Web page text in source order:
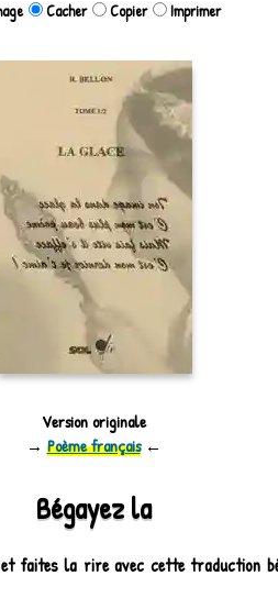
Cacher Copier Imprimer
Version originale
→ Poème français←
Bégayez la
et faites la rire avec cette traduction